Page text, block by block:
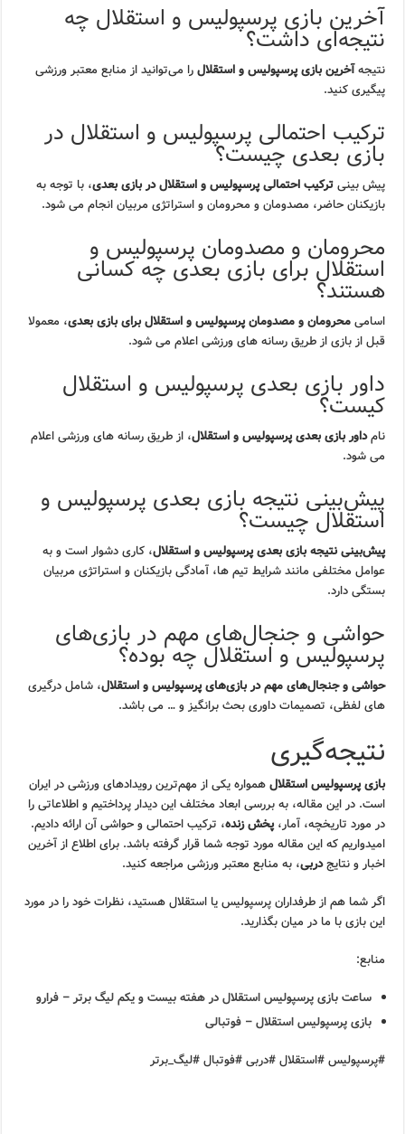
آخرین بازی پرسپولیس و استقلال چه
نتیجه‌ای داشت؟
نتیجهآخرین بازی پرسپولیس و استقلالرا می‌توانید از منابع معتبر ورزشی
پیگیری کنید.
ترکیب احتمالی پرسپولیس و استقلال در
بازی بعدی چیست؟
پیش بینیترکیب احتمالی پرسپولیس و استقلال در بازی بعدی، با توجه به
بازیکنان حاضر، مصدومان و محرومان و استراتژی مربیان انجام می شود.
محرومان و مصدومان پرسپولیس و
استقلال برای بازی بعدی چه کسانی
هستند؟
اسامیمحرومان و مصدومان پرسپولیس و استقلال برای بازی بعدی، معمولا
قبل از بازی از طریق رسانه های ورزشی اعلام می شود.
داور بازی بعدی پرسپولیس و استقلال
کیست؟
نامداور بازی بعدی پرسپولیس و استقلال، از طریق رسانه های ورزشی اعلام
می شود.
پیش‌بینی نتیجه بازی بعدی پرسپولیس و
استقلال چیست؟
پیش‌بینی نتیجه بازی بعدی پرسپولیس و استقلال، کاری دشوار است و به
عوامل مختلفی مانند شرایط تیم ها، آمادگی بازیکنان و استراتژی مربیان
بستگی دارد.
حواشی و جنجال‌های مهم در بازی‌های
پرسپولیس و استقلال چه بوده؟
حواشی و جنجال‌های مهم در بازی‌های پرسپولیس و استقلال، شامل درگیری
های لفظی، تصمیمات داوری بحث برانگیز و … می باشد.
نتیجه‌گیری
بازی پرسپولیس استقلالهمواره یکی از مهم‌ترین رویدادهای ورزشی در ایران
است. در این مقاله، به بررسی ابعاد مختلف این دیدار پرداختیم و اطلاعاتی را
در مورد تاریخچه، آمار،پخش زنده، ترکیب احتمالی و حواشی آن ارائه دادیم.
امیدواریم که این مقاله مورد توجه شما قرار گرفته باشد. برای اطلاع از آخرین
اخبار و نتایجدربی، به منابع معتبر ورزشی مراجعه کنید.
اگر شما هم از طرفداران پرسپولیس یا استقلال هستید، نظرات خود را در مورد
این بازی با ما در میان بگذارید.
منابع:
ساعت بازی پرسپولیس استقلال در هفته بیست و یکم لیگ برتر – فرارو
بازی پرسپولیس استقلال – فوتبالی
#پرسپولیس #استقلال #دربی #فوتبال #لیگ_برتر